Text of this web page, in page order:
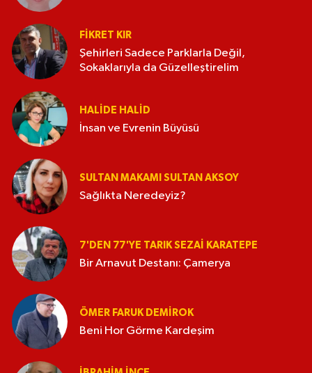
FIKRET KIR
Şehirleri Sadece Parklarla Değil,
Sokaklarıyla da Güzelleştirelim
HALIDE HALID
İnsan ve Evrenin Büyüsü
SULTAN MAKAMI SULTAN AKSOY
Sağlıkta Neredeyiz?
7'DEN 77'YE TARIK SEZAI KARATEPE
Bir Arnavut Destanı: Çamerya
ÖMER FARUK DEMIROK
Beni Hor Görme Kardeşim